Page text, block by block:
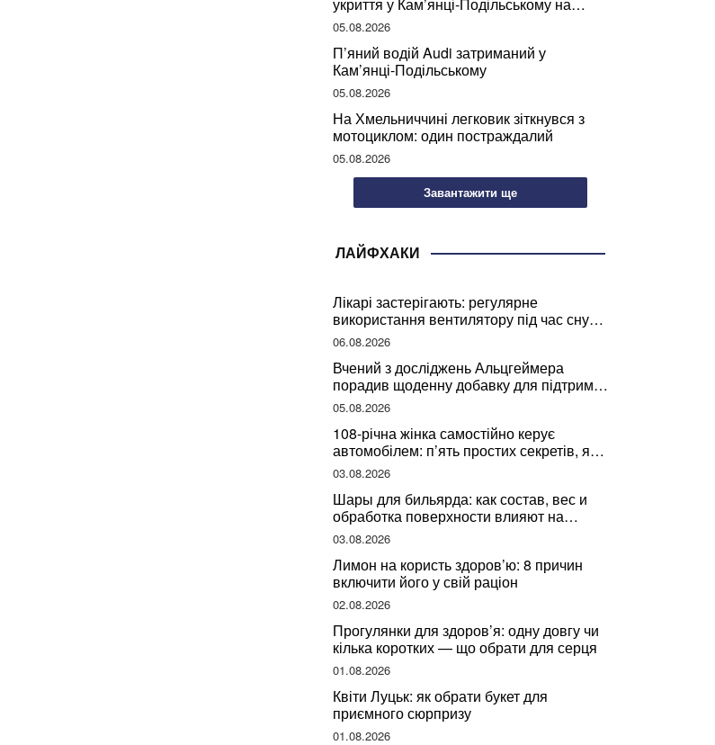
Хмельниччині
05.08.2026
П’яний водій Audi затриманий у
Кам’янці-Подільському
05.08.2026
На Хмельниччині легковик зіткнувся з
мотоциклом: один постраждалий
05.08.2026
Завантажити ще
ЛАЙФХАКИ
Лікарі застерігають: регулярне
використання вентилятору під час сну
може негативно вплинути на ваше
здоров’я
06.08.2026
Вчений з досліджень Альцгеймера
порадив щоденну добавку для підтримки
мозкової діяльності
05.08.2026
108-річна жінка самостійно керує
автомобілем: п’ять простих секретів, які
допомогли їй дожити до століття
03.08.2026
Шары для бильярда: как состав, вес и
обработка поверхности влияют на
динамику игры
03.08.2026
Лимон на користь здоров’ю: 8 причин
включити його у свій раціон
02.08.2026
Прогулянки для здоров’я: одну довгу чи
кілька коротких — що обрати для серця
01.08.2026
Квіти Луцьк: як обрати букет для
приємного сюрпризу
01.08.2026